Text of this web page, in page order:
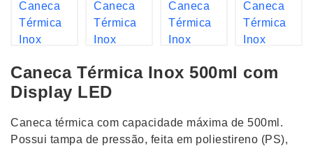
Caneca Térmica Inox 500ml com
Display LED
Caneca térmica com capacidade máxima de 500ml.
Possui tampa de pressão, feita em poliestireno (PS),